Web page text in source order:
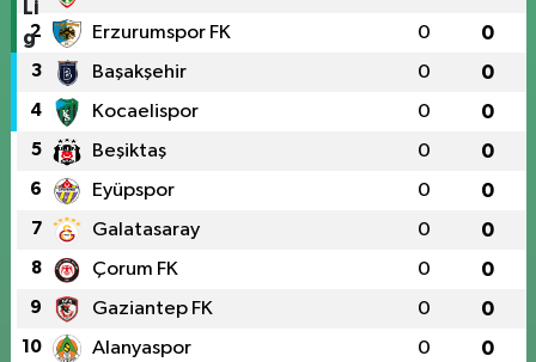
2 Erzurumspor FK 0 0
3 Başakşehir 0 0
4 Kocaelispor 0 0
5 Beşiktaş 0 0
6 Eyüpspor 0 0
7 Galatasaray 0 0
8 Çorum FK 0 0
9 Gaziantep FK 0 0
10 Alanyaspor 0 0